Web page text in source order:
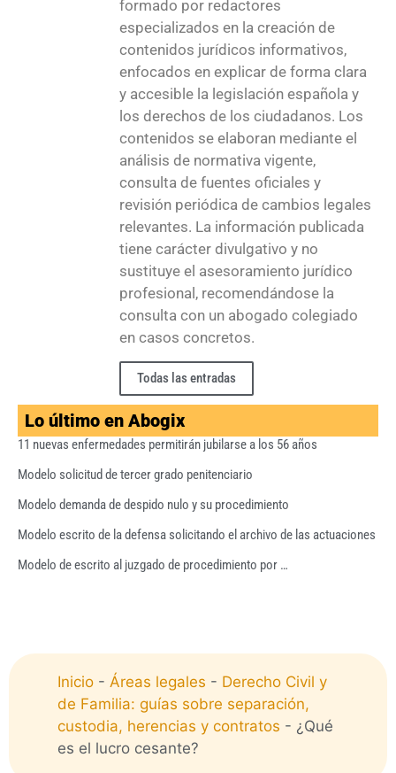
formado por redactores
especializados en la creación de
contenidos jurídicos informativos,
enfocados en explicar de forma clara
y accesible la legislación española y
los derechos de los ciudadanos. Los
contenidos se elaboran mediante el
análisis de normativa vigente,
consulta de fuentes oficiales y
revisión periódica de cambios legales
relevantes. La información publicada
tiene carácter divulgativo y no
sustituye el asesoramiento jurídico
profesional, recomendándose la
consulta con un abogado colegiado
en casos concretos.
Todas las entradas
Lo último en Abogix
11 nuevas enfermedades permitirán jubilarse a los 56 años
Modelo solicitud de tercer grado penitenciario
Modelo demanda de despido nulo y su procedimiento
Modelo escrito de la defensa solicitando el archivo de las actuaciones
Modelo de escrito al juzgado de procedimiento por …
Inicio - Áreas legales - Derecho Civil y
de Familia: guías sobre separación,
custodia, herencias y contratos - ¿Qué
es el lucro cesante?